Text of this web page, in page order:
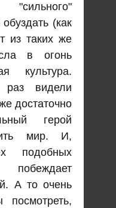
(как
из таких же
в огонь
культура.
видели
достаточно
герой
мир. И,
подобных
А то очень